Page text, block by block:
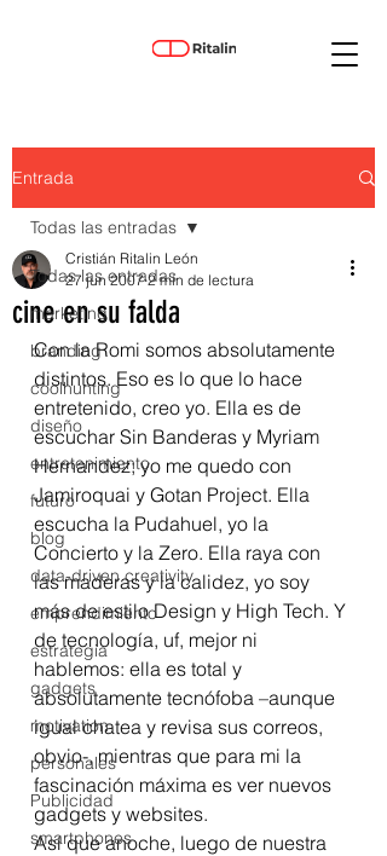
Entrada
Todas las entradas
marketing
branding
coolhunting
diseño
entretenimiento
futuro
blog
data-driven creativity
emprendimiento
estrategia
gadgets
motivation
personales
Publicidad
smartphones
Todas las entradas
cine en su falda
Cristián Ritalin León
27 jun 2007 2 min de lectura
Con la Romi somos absolutamente
distintos. Eso es lo que lo hace
entretenido, creo yo. Ella es de
escuchar Sin Banderas y Myriam
Hernandez; yo me quedo con
Jamiroquai y Gotan Project. Ella
escucha la Pudahuel, yo la
Concierto y la Zero. Ella raya con
las maderas y la calidez, yo soy
más de estilo Design y High Tech. Y
de tecnología, uf, mejor ni
hablemos: ella es total y
absolutamente tecnófoba –aunque
igual chatea y revisa sus correos,
obvio-, mientras que para mi la
fascinación máxima es ver nuevos
gadgets y websites.
Así que anoche, luego de nuestra